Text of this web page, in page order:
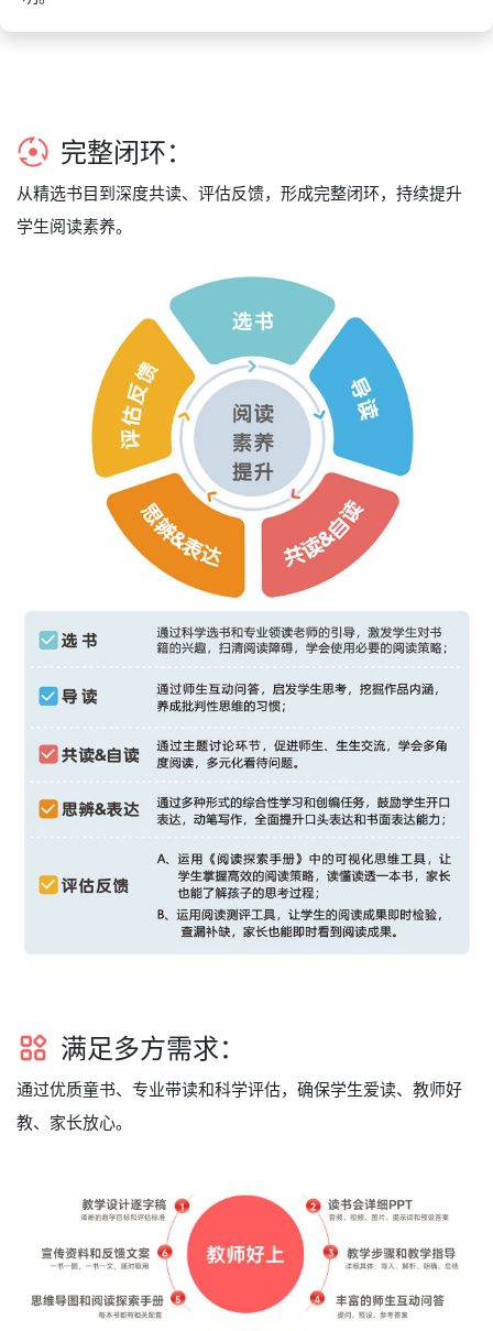
完整闭环：
从精选书目到深度共读、评估反馈，形成完整闭环，持续提升
学生阅读素养。
满足多方需求：
通过优质童书、专业带读和科学评估，确保学生爱读、教师好
教、家长放心。